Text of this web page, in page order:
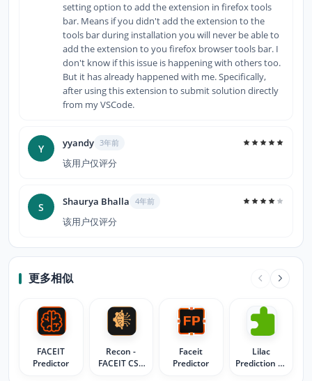
setting option to add the extension in firefox tools
bar. Means if you didn't add the extension to the
tools bar during installation you will never be able to
add the extension to you firefox browser tools bar. I
don't know if this issue is happening with others too.
But it has already happened with me. Specifically,
after using this extension to submit solution directly
from my VSCode.
Y yyandy 3年前
该用户仅评分
S Shaurya Bhalla 4年前
该用户仅评分
更多相似
FACEIT
Predictor
Recon -
FACEIT CS2
Faceit
Predictor
Lilac
Prediction by